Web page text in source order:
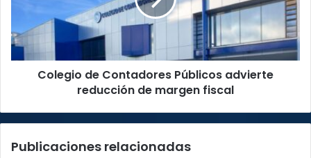
reducción
de
margen
fiscal
Colegio de Contadores Públicos advierte
reducción de margen fiscal
Publicaciones relacionadas